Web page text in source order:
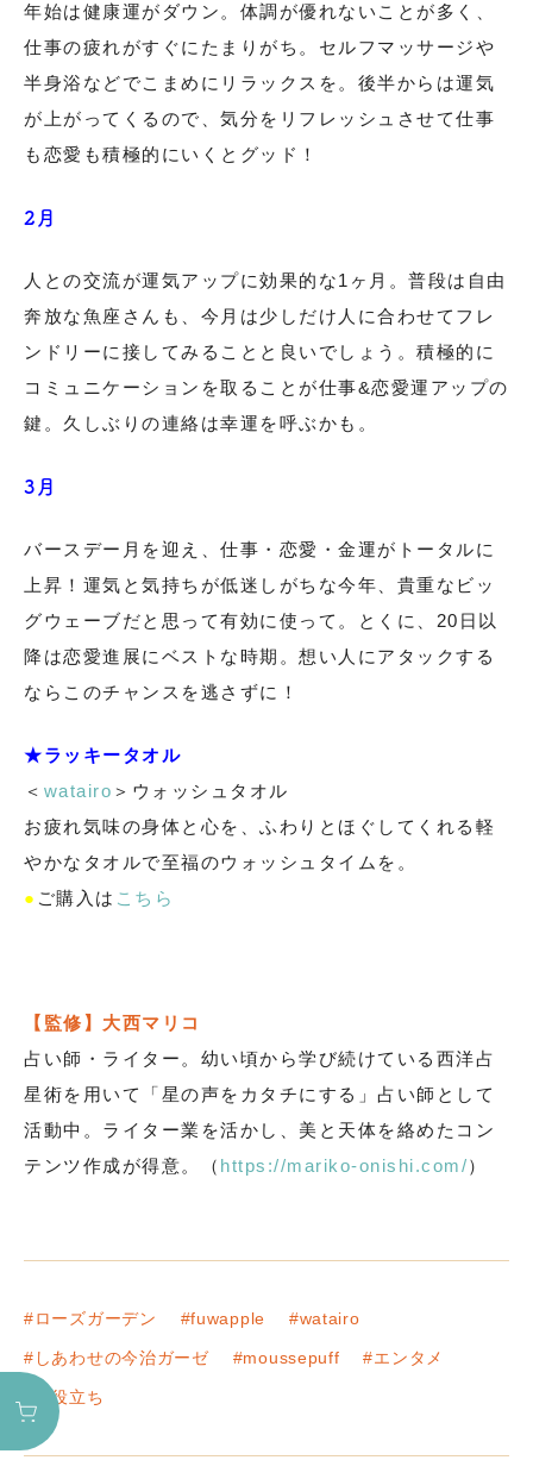
年始は健康運がダウン。体調が優れないことが多く、
仕事の疲れがすぐにたまりがち。セルフマッサージや
半身浴などでこまめにリラックスを。後半からは運気
が上がってくるので、気分をリフレッシュさせて仕事
も恋愛も積極的にいくとグッド！
2月
人との交流が運気アップに効果的な1ヶ月。普段は自由
奔放な魚座さんも、今月は少しだけ人に合わせてフレ
ンドリーに接してみることと良いでしょう。積極的に
コミュニケーションを取ることが仕事&恋愛運アップの
鍵。久しぶりの連絡は幸運を呼ぶかも。
3月
バースデー月を迎え、仕事・恋愛・金運がトータルに
上昇！運気と気持ちが低迷しがちな今年、貴重なビッ
グウェーブだと思って有効に使って。とくに、20日以
降は恋愛進展にベストな時期。想い人にアタックする
ならこのチャンスを逃さずに！
★ラッキータオル
＜ watairo ＞ウォッシュタオル
お疲れ気味の身体と心を、ふわりとほぐしてくれる軽
やかなタオルで至福のウォッシュタイムを。
● ご購入は こちら
【監修】大西マリコ
占い師・ライター。幼い頃から学び続けている西洋占
星術を用いて「星の声をカタチにする」占い師として
活動中。ライター業を活かし、美と天体を絡めたコン
テンツ作成が得意。（ https://mariko-onishi.com/）
#ローズガーデン #fuwapple #watairo
#しあわせの今治ガーゼ #moussepuff #エンタメ
#お役立ち